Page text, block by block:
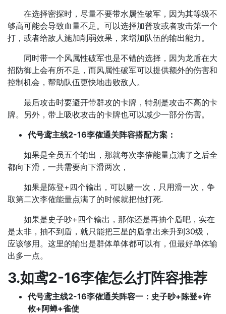
在选择密探时，尽量不要带水属性破军，因为其等级不
够高可能会导致血量不足。可以选择加普攻或者攻击第一个
打，或者给敌人施加削弱效果，来增加队伍的输出能力。
同时带一个风属性破军也是不错的选择，因为龙盾在大
招防御上会有所不足，而风属性破军可以提供额外的伤害和
控制机会，帮助队伍更快地击败敌人。
最后攻击时要避开带群攻的卡牌，特别是攻击不高的卡
牌。另外，带上吸收攻击的卡牌也可以减少一部分伤害。
代号鸢主线2-16李傕通关阵容搭配方案：
如果是全员五个输出，那就每次李傕能量点满了之后全
都向下滑，一共需要向下滑两次，
如果是陈登+四个输出，可以赌一次，只用滑一次，争
取第二次李傕能量点满了的时候就把他打死.
如果是史子眇+四个输出，那你还是再抽个盾吧，实在
是太非，抽不到盾，就只能把三星的盾拿出来升到30级，
应该够用。这里的输出是群体单体都可以有，但最好单体输
出多一点。
3.如鸢2-16李傕怎么打阵容推荐
代号鸢主线2-16李傕通关阵容一：史子眇+陈登+许
攸+阿蝉+雀使